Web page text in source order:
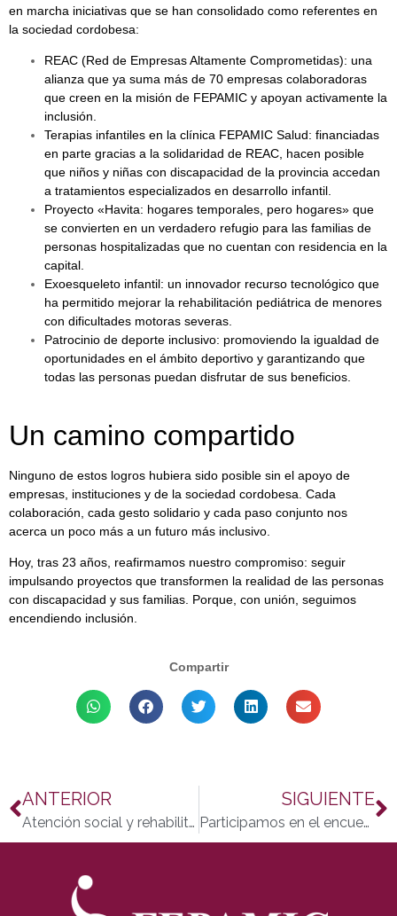
en marcha iniciativas que se han consolidado como referentes en
la sociedad cordobesa:
REAC (Red de Empresas Altamente Comprometidas): una
alianza que ya suma más de 70 empresas colaboradoras
que creen en la misión de FEPAMIC y apoyan activamente la
inclusión.
Terapias infantiles en la clínica FEPAMIC Salud: financiadas
en parte gracias a la solidaridad de REAC, hacen posible
que niños y niñas con discapacidad de la provincia accedan
a tratamientos especializados en desarrollo infantil.
Proyecto «Havita: hogares temporales, pero hogares» que
se convierten en un verdadero refugio para las familias de
personas hospitalizadas que no cuentan con residencia en la
capital.
Exoesqueleto infantil: un innovador recurso tecnológico que
ha permitido mejorar la rehabilitación pediátrica de menores
con dificultades motoras severas.
Patrocinio de deporte inclusivo: promoviendo la igualdad de
oportunidades en el ámbito deportivo y garantizando que
todas las personas puedan disfrutar de sus beneficios.
Un camino compartido
Ninguno de estos logros hubiera sido posible sin el apoyo de
empresas, instituciones y de la sociedad cordobesa. Cada
colaboración, cada gesto solidario y cada paso conjunto nos
acerca un poco más a un futuro más inclusivo.
Hoy, tras 23 años, reafirmamos nuestro compromiso: seguir
impulsando proyectos que transformen la realidad de las personas
con discapacidad y sus familias. Porque, con unión, seguimos
encendiendo inclusión.
Compartir
ANTERIOR
Atención social y rehabilitación logopédica en Ataxia: un paso más hacia la calidad de vida
SIGUIENTE
Participamos en el encuentro del Grupo de Trabajo de Inserción Sociolaboral del Distrito Noroeste-Moreras